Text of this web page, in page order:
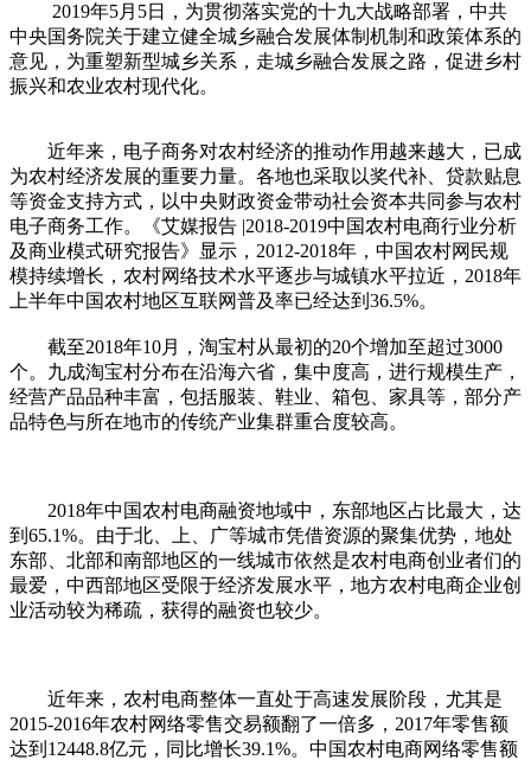
2019年5月5日，为贯彻落实党的十九大战略部署，中共
中央国务院关于建立健全城乡融合发展体制机制和政策体系的
意见，为重塑新型城乡关系，走城乡融合发展之路，促进乡村
振兴和农业农村现代化。
近年来，电子商务对农村经济的推动作用越来越大，已成
为农村经济发展的重要力量。各地也采取以奖代补、贷款贴息
等资金支持方式，以中央财政资金带动社会资本共同参与农村
电子商务工作。《艾媒报告 |2018-2019中国农村电商行业分析
及商业模式研究报告》显示，2012-2018年，中国农村网民规
模持续增长，农村网络技术水平逐步与城镇水平拉近，2018年
上半年中国农村地区互联网普及率已经达到36.5%。
截至2018年10月，淘宝村从最初的20个增加至超过3000
个。九成淘宝村分布在沿海六省，集中度高，进行规模生产，
经营产品品种丰富，包括服装、鞋业、箱包、家具等，部分产
品特色与所在地市的传统产业集群重合度较高。
2018年中国农村电商融资地域中，东部地区占比最大，达
到65.1%。由于北、上、广等城市凭借资源的聚集优势，地处
东部、北部和南部地区的一线城市依然是农村电商创业者们的
最爱，中西部地区受限于经济发展水平，地方农村电商企业创
业活动较为稀疏，获得的融资也较少。
近年来，农村电商整体一直处于高速发展阶段，尤其是
2015-2016年农村网络零售交易额翻了一倍多，2017年零售额
达到12448.8亿元，同比增长39.1%。中国农村电商网络零售额